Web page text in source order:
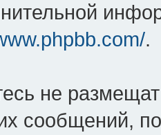
.
не
сообщений,